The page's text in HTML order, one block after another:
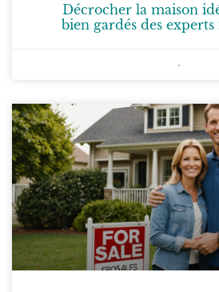
Décrocher la maison
bien gardés des